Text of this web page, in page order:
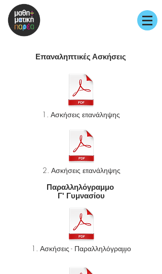
Επαναληπτικές Ασκήσεις
1. Ασκήσεις επανάληψης
2. Ασκήσεις επανάληψης
Παραλληλόγραμμο
Γ' Γυμνασίου
1. Ασκήσεις - Παραλληλόγραμμο